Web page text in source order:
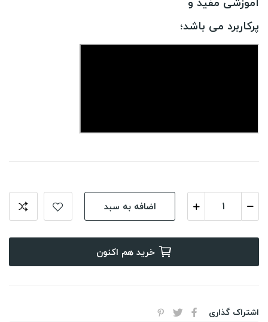
پرکاربرد می باشد؛
اضافه به سبد
خرید هم اکنون
اشتراک گذاری